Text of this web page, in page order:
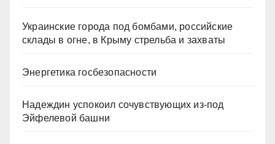
Украинские города под бомбами, российские
склады в огне, в Крыму стрельба и захваты
Энергетика госбезопасности
Надеждин успокоил сочувствующих из-под
Эйфелевой башни